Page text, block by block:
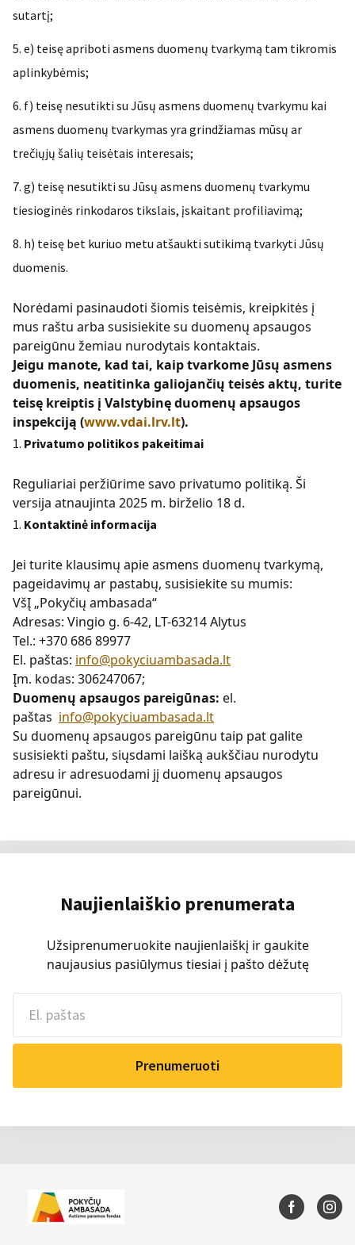
sutartį;
e) teisę apriboti asmens duomenų tvarkymą tam tikromis
aplinkybėmis;
f) teisę nesutikti su Jūsų asmens duomenų tvarkymu kai
asmens duomenų tvarkymas yra grindžiamas mūsų ar
trečiųjų šalių teisėtais interesais;
g) teisę nesutikti su Jūsų asmens duomenų tvarkymu
tiesioginės rinkodaros tikslais, įskaitant profiliavimą;
h) teisę bet kuriuo metu atšaukti sutikimą tvarkyti Jūsų
duomenis.
Norėdami pasinaudoti šiomis teisėmis, kreipkitės į
mus raštu arba susisiekite su duomenų apsaugos
pareigūnu žemiau nurodytais kontaktais.
Jeigu manote, kad tai, kaip tvarkome Jūsų asmens
duomenis, neatitinka galiojančių teisės aktų, turite
teisę kreiptis į Valstybinę duomenų apsaugos
inspekciją (www.vdai.lrv.lt).
Privatumo politikos pakeitimai
Reguliariai peržiūrime savo privatumo politiką. Ši
versija atnaujinta 2025 m. birželio 18 d.
Kontaktinė informacija
Jei turite klausimų apie asmens duomenų tvarkymą,
pageidavimų ar pastabų, susisiekite su mumis:
VšĮ „Pokyčių ambasada“
Adresas: Vingio g. 6-42, LT-63214 Alytus
Tel.: +370 686 89977
El. paštas: info@pokyciuambasada.lt
Įm. kodas: 306247067;
Duomenų apsaugos pareigūnas: el.
paštas info@pokyciuambasada.lt
Su duomenų apsaugos pareigūnu taip pat galite
susisiekti paštu, siųsdami laišką aukščiau nurodytu
adresu ir adresuodami jį duomenų apsaugos
pareigūnui.
Naujienlaiškio prenumerata
Užsiprenumeruokite naujienlaiškį ir gaukite
naujausius pasiūlymus tiesiai į pašto dėžutę
Prenumeruoti